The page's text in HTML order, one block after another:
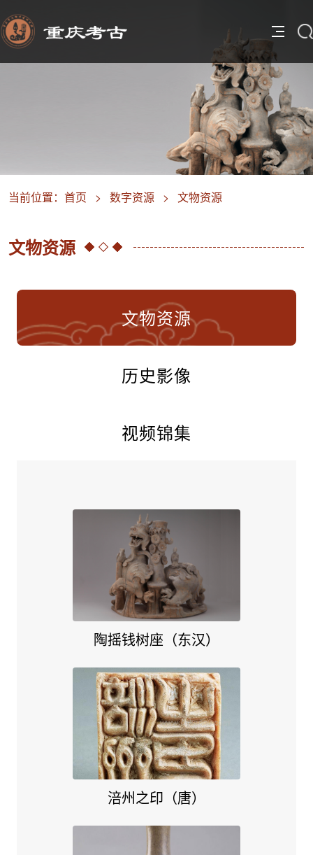
当前位置： 首页 > 数字资源 > 文物资源
文物资源
文物资源
历史影像
视频锦集
陶摇钱树座（东汉）
涪州之印（唐）